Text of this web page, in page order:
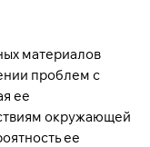
материалов
проблем с
ее
окружающей
ее